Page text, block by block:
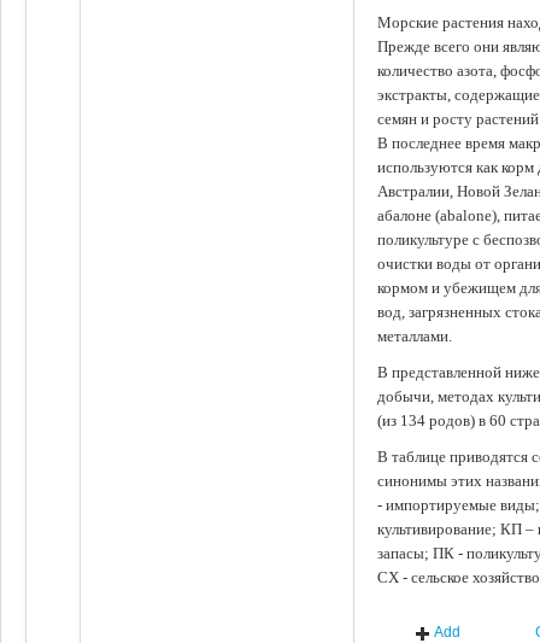
Морские растения
Прежде всего они
количество азота,
экстракты,
семян и росту
В последнее время
используются как
Австралии, Новой
абалоне (abalone),
поликультуре с
очистки воды от
кормом и убежищем
вод, загрязненных
металлами.
В представленной
добычи, методах
(из 134 родов) в 60
В таблице приводятся
синонимы этих
- импортируемые
культивирование; КП
запасы; ПК -
СХ - сельское
Add